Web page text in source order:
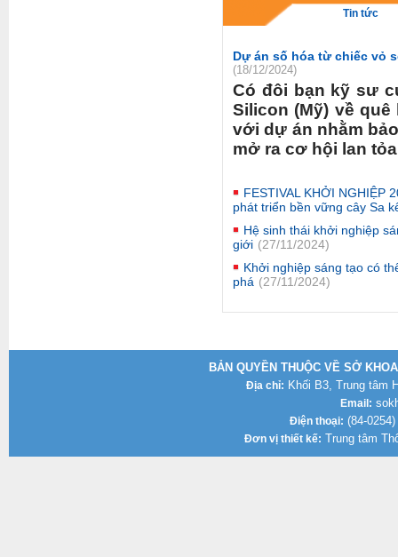
Tin tức
Dự án số hóa từ chiếc vỏ
(18/12/2024)
Có đôi bạn kỹ sư
Silicon (Mỹ) về
với dự án nhằm
mở ra cơ hội lan
FESTIVAL KHỞI NGHIỆP
phát triển bền vững cây Sa
Hệ sinh thái khởi nghiệp
giới (27/11/2024)
Khởi nghiệp sáng tạo có
phá (27/11/2024)
BẢN QUYỀN THUỘC VỀ SỞ
Địa chỉ: Khối B3, Trung tâm
Email:
Điện thoại: (84-
Đơn vị thiết kế: Trung tâm